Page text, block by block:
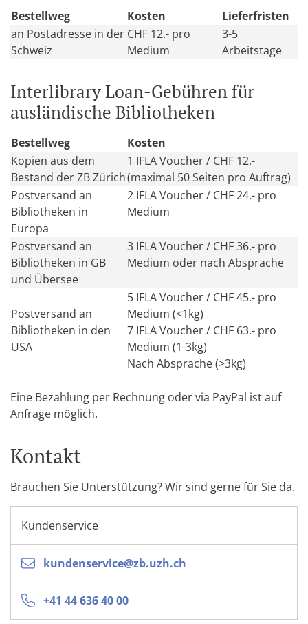
Bestellweg Kosten
Lieferfristen
an Postadresse in der
Schweiz
CHF 12.- pro
Medium
3-5
Arbeitstage
Interlibrary Loan-Gebühren für
ausländische Bibliotheken
Bestellweg
Kosten
Kopien aus dem
Bestand der ZB Zürich
1 IFLA Voucher / CHF 12.-
(maximal 50 Seiten pro Auftrag)
Postversand an
Bibliotheken in
Europa
2 IFLA Voucher / CHF 24.- pro
Medium
Postversand an
Bibliotheken in GB
und Übersee
3 IFLA Voucher / CHF 36.- pro
Medium oder nach Absprache
Postversand an
Bibliotheken in den
USA
5 IFLA Voucher / CHF 45.- pro
Medium (<1kg)
7 IFLA Voucher / CHF 63.- pro
Medium (1-3kg)
Nach Absprache (>3kg)
Eine Bezahlung per Rechnung oder via PayPal ist auf
Anfrage möglich.
Kontakt
Brauchen Sie Unterstützung? Wir sind gerne für Sie da.
Kundenservice
kundenservice@zb.uzh.ch
+41 44 636 40 00